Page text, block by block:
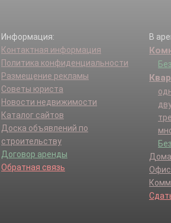
Информация:
Контактная информация
Политика конфиденциальности
Размещение рекламы
Советы юриста
Новости недвижимости
Каталог сайтов
Доска объявлений по
строительству
Договор аренды
Обратная связь
В
Дома